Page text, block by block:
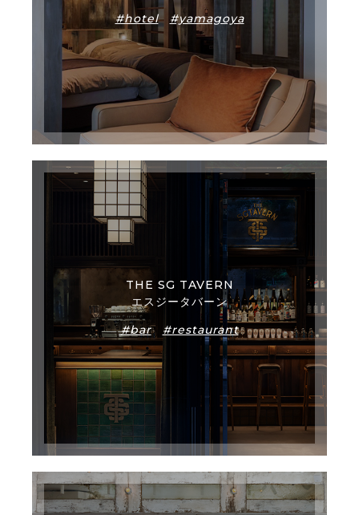
#hotel
#yamagoya
THE SG TAVERN
エスジータバーン
#bar
#restaurant